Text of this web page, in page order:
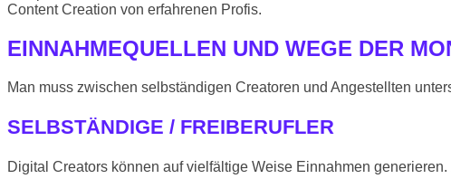
Content Creation von erfahrenen Profis.
EINNAHMEQUELLEN UND WEGE DER
Man muss zwischen selbständigen Creatoren und Angestellten
SELBSTÄNDIGE / FREIBERUFLER
Digital Creators können auf vielfältige Weise Einnahmen